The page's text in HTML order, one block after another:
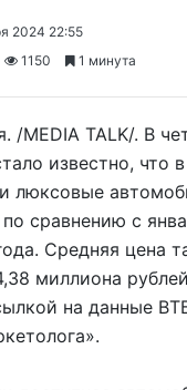
2024 22:55
1150
1 минута
/MEDIA TALK/. В
известно, что
люксовые
сравнению с
Средняя цена
миллиона
на данные